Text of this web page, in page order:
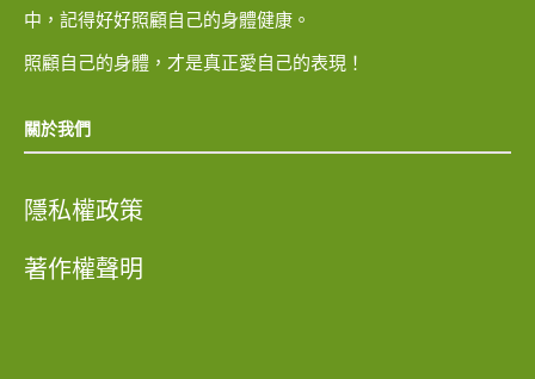
中，記得好好照顧自己的身體健康。
照顧自己的身體，才是真正愛自己的表現！
關於我們
隱私權政策
著作權聲明